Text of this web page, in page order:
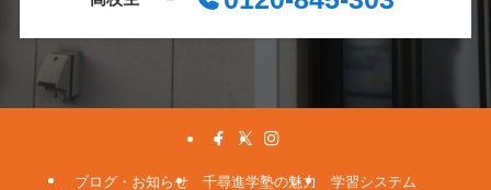
ブログ・お知らせ 千尋進学塾の魅力 学習システム